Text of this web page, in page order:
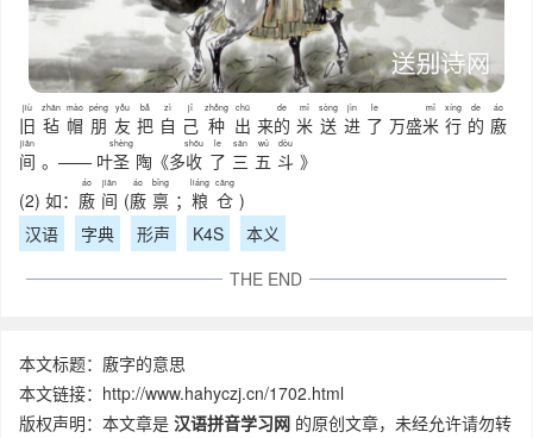
旧
jiù
毡
zhān
帽
mào
朋
péng
友
yǒu
把
bǎ
自
zì
己
jǐ
种
zhǒng
出
chū
来的
de
米
mǐ
送
sòng
进
jìn
了
le
万盛米
mǐ
行
xíng
的
de
廒
áo
间
jiān
。—— 叶圣
shèng
陶《多收
shōu
了
le
三
sān
五
wǔ
斗
dòu
》
(2) 如： 廒
áo
间
jiān
(廒
áo
禀
bǐng
； 粮
liáng
仓
cāng
)
汉语
字典 形声 K4S
本义
THE END
本文标题：廒字的意思
本文链接：http://www.hahyczj.cn/1702.html
版权声明：本文章是 汉语拼音学习网 的原创文章，未经允许请勿转